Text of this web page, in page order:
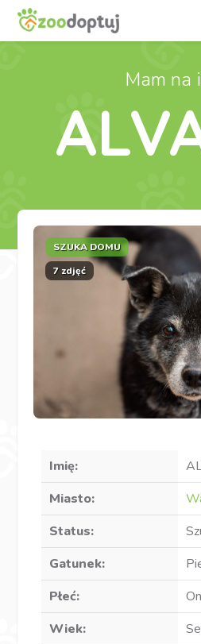
Mam na
SZUKA DOMU
7 zdjęć
Imię:
Miasto:
Status:
Gatunek:
Płeć:
On
Wiek: